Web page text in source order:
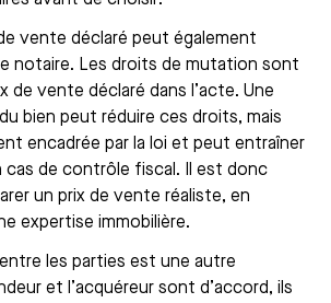
vente déclaré peut également
notaire. Les droits de mutation sont
de vente déclaré dans l’acte. Une
bien peut réduire ces droits, mais
encadrée par la loi et peut entraîner
cas de contrôle fiscal. Il est donc
un prix de vente réaliste, en
expertise immobilière.
les parties est une autre
et l’acquéreur sont d’accord, ils